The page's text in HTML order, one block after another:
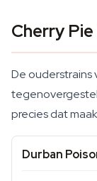
Cherry
De ouderstrains
precies dat
Durban